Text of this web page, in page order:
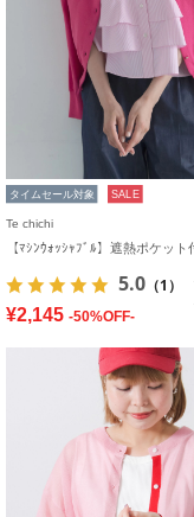
タイムセール対象 SALE
Te chichi
5.0 （1）
¥2,145 -50%OFF-